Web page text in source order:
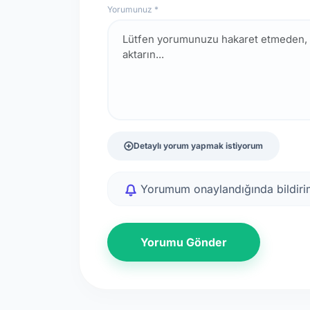
Yorumunuz *
Detaylı yorum yapmak istiyorum
Yorumum onaylandığında
Yorumu Gönder